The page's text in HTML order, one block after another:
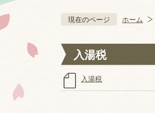
現在のページ ホーム
入湯税
入湯税